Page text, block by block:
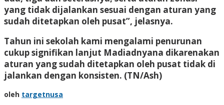
yang tidak dijalankan sesuai dengan aturan yang
sudah ditetapkan oleh pusat”, jelasnya.
Tahun ini sekolah kami mengalami penurunan
cukup signifikan lanjut Madiadnyana dikarenakan
aturan yang sudah ditetapkan oleh pusat tidak di
jalankan dengan konsisten. (TN/Ash)
oleh targetnusa